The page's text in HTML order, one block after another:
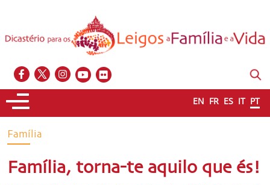
EN FR ES IT PT
Família
Família, torna-te aquilo que és!